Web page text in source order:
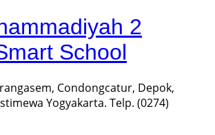
2
School
Condongcatur, Depok,
Yogyakarta. Telp. (0274)